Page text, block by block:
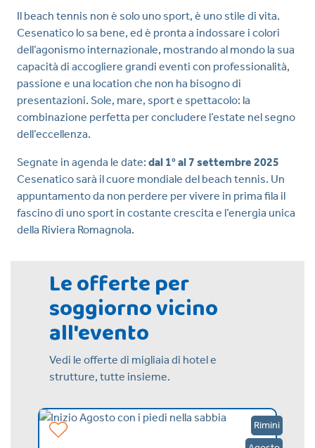
Il beach tennis non è solo uno sport, è uno stile di vita.
Cesenatico lo sa bene, ed è pronta a indossare i colori
dell’agonismo internazionale, mostrando al mondo la sua
capacità di accogliere grandi eventi con professionalità,
passione e una location che non ha bisogno di
presentazioni. Sole, mare, sport e spettacolo: la
combinazione perfetta per concludere l’estate nel segno
dell’eccellenza.
Segnate in agenda le date: dal 1° al 7 settembre 2025
Cesenatico sarà il cuore mondiale del beach tennis. Un
appuntamento da non perdere per vivere in prima fila il
fascino di uno sport in costante crescita e l’energia unica
della Riviera Romagnola.
Le offerte per
soggiorno vicino
all'evento
Vedi le offerte di migliaia di hotel e
strutture, tutte insieme.
Rimini